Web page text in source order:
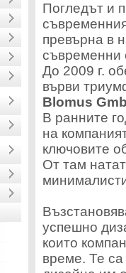
Погледът и
превърна в
съвременни
До 2009 г.
върви
Blomus
В ранните
на
ключовите
От там
успешно
които
време. Те